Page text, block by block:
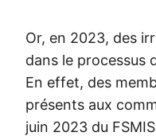
Or, en 2023, des
dans le processus
En effet, des
présents aux
juin 2023 du